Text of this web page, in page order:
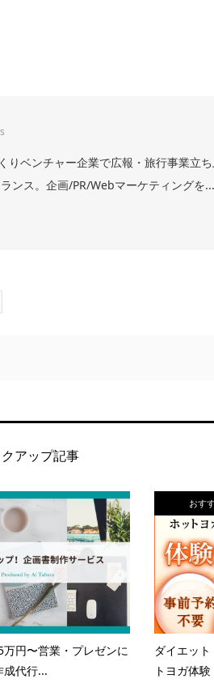
りベンチャー企業で広報・旅行事業立
ンス。企画/PR/Webマーケティングを...
クアップ記事
万円〜営業・プレゼンに
成代行...
おす
ダイエッ
トヨガ体験